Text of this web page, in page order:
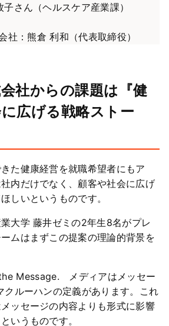
さん（ヘルスケア産業課）
社：熊倉 利和（代表取締役）
社からの課題は『健
広げる戦略ストー
た健康経営を就職希望者にもア
内だけでなく、顧客や社会に広げ
しいというものです。
大学 藤井ゼミの2年生8名がプレ
ムはまずこの提案の理論的背景を
Message. メディアはメッセー
クルーハンの定義があります。これ
ッセージの内容よりも形式に影響
いうものです。